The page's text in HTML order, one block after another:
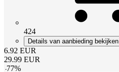
424
Details van aanbieding bekijken
6.92 EUR
29.99 EUR
-77%